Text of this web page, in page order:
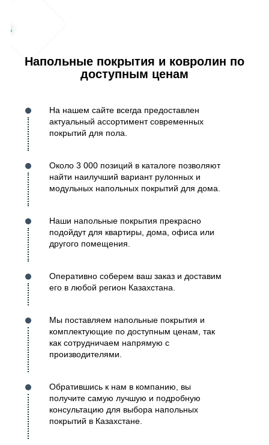
Напольные покрытия и ковролин по
доступным ценам
На нашем сайте всегда предоставлен
актуальный ассортимент современных
покрытий для пола.
Около 3 000 позиций в каталоге позволяют
найти наилучший вариант рулонных и
модульных напольных покрытий для дома.
Наши напольные покрытия прекрасно
подойдут для квартиры, дома, офиса или
другого помещения.
Оперативно соберем ваш заказ и доставим
его в любой регион Казахстана.
Мы поставляем напольные покрытия и
комплектующие по доступным ценам, так
как сотрудничаем напрямую с
производителями.
Обратившись к нам в компанию, вы
получите самую лучшую и подробную
консультацию для выбора напольных
покрытий в Казахстане.